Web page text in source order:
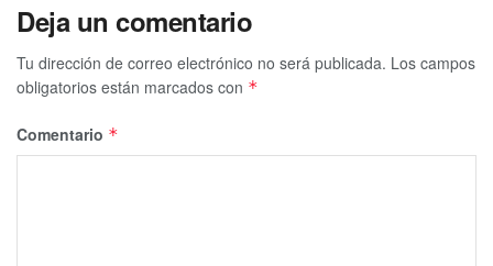
Deja un comentario
Tu dirección de correo electrónico no será publicada. Los campos
obligatorios están marcados con *
Comentario *